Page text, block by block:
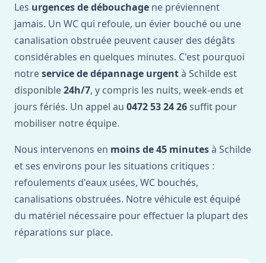
Les urgences de débouchage ne préviennent
jamais. Un WC qui refoule, un évier bouché ou une
canalisation obstruée peuvent causer des dégâts
considérables en quelques minutes. C'est pourquoi
notreservice de dépannage urgentà Schilde est
disponible24h/7, y compris les nuits, week-ends et
jours fériés. Un appel au 0472 53 24 26 suffit pour
mobiliser notre équipe.
Nous intervenons en moins de 45 minutesà Schilde
et ses environs pour les situations critiques :
refoulements d'eaux usées, WC bouchés,
canalisations obstruées. Notre véhicule est équipé
du matériel nécessaire pour effectuer la plupart des
réparations sur place.